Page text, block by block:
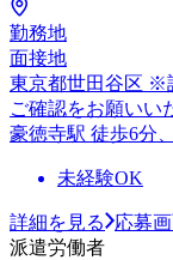
勤務地
面接地
東京都世田谷区 ※
ご確認をお願いい
豪徳寺駅 徒歩6分
未経験OK
詳細を見る
応募
派遣労働者